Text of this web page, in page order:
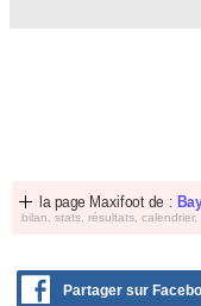
la page Maxifoot de :
bilan, stats, résultats, calendrier,
Partager sur